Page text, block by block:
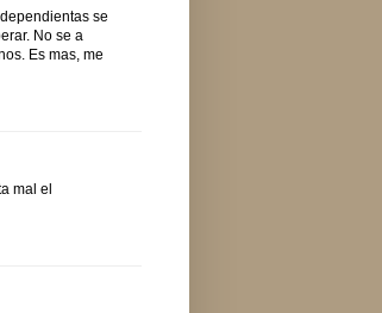
se
No se a
Es mas, me
mal el